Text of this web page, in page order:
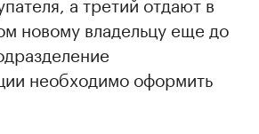
новому владельцу еще до
необходимо оформить